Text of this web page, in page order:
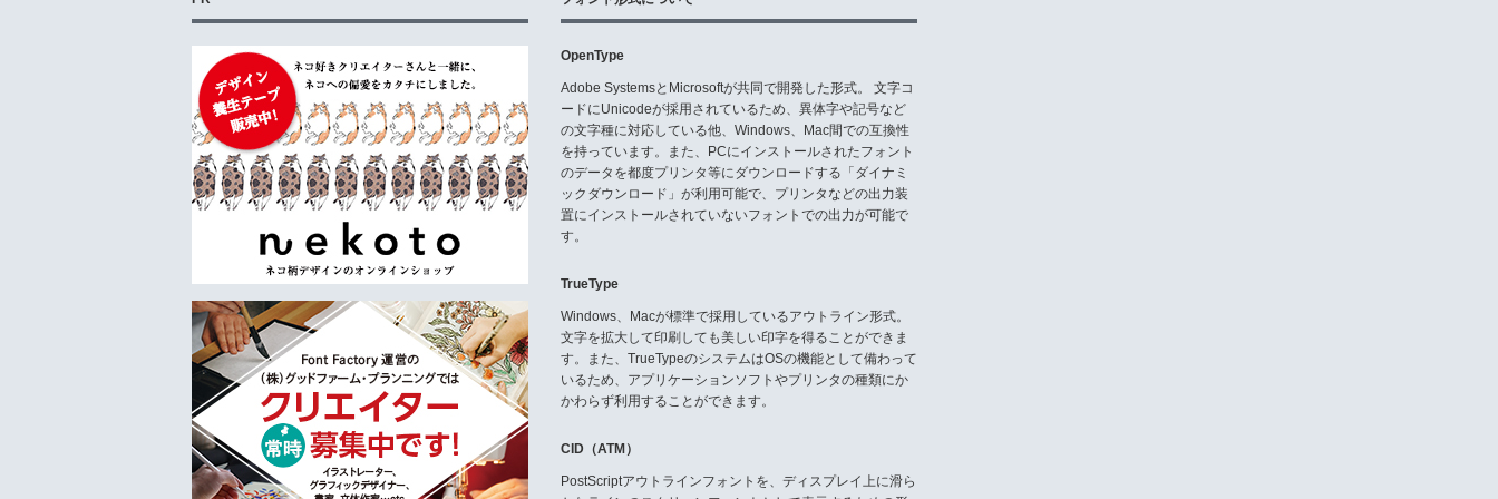
OpenType
Adobe SystemsとMicrosoftが共同で開発した形式。 文字コ
ードにUnicodeが採用されているため、異体字や記号など
の文字種に対応している他、Windows、Mac間での互換性
を持っています。また、PCにインストールされたフォント
のデータを都度プリンタ等にダウンロードする「ダイナミ
ックダウンロード」が利用可能で、プリンタなどの出力装
置にインストールされていないフォントでの出力が可能で
す。
TrueType
Windows、Macが標準で採用しているアウトライン形式。
文字を拡大して印刷しても美しい印字を得ることができま
す。また、TrueTypeのシステムはOSの機能として備わって
いるため、アプリケーションソフトやプリンタの種類にか
かわらず利用することができます。
CID（ATM）
PostScriptアウトラインフォントを、ディスプレイ上に滑ら